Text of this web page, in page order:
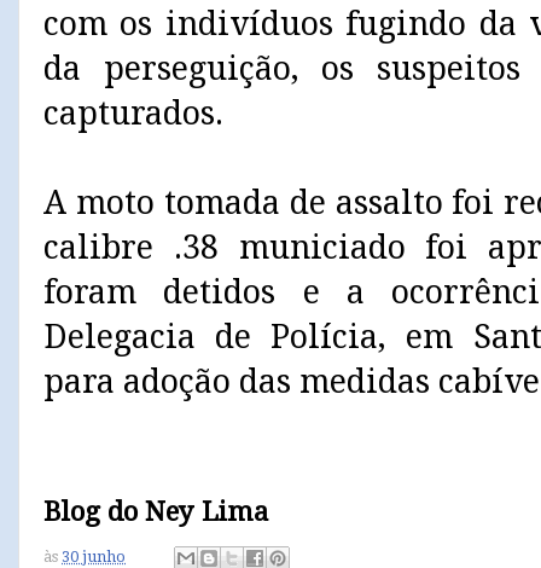
com os indivíduos fugindo da
da perseguição, os
capturados.
A moto tomada de assalto foi
calibre .38 municiado foi
foram detidos e a
Delegacia de Polícia, em
para adoção das medidas
Blog do Ney Lima
às 30 junho